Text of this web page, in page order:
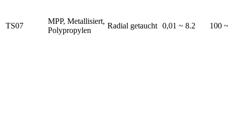
TS07
MPP, Metallisiert,
Polypropylen
Radial getaucht 0,01 ~ 8.2 100